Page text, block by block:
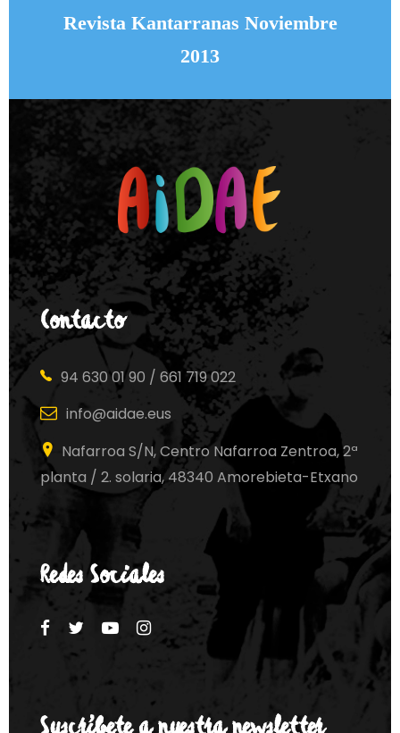
Revista Kantarranas Noviembre
2013
Contacto
94 630 01 90 / 661 719 022
info@aidae.eus
Nafarroa S/N, Centro Nafarroa Zentroa, 2ª
planta / 2. solaria, 48340 Amorebieta-Etxano
Redes Sociales